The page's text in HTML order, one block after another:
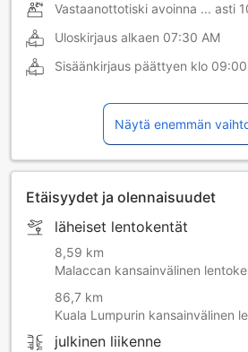
Vastaanottotiski avoinna ... asti
Uloskirjaus alkaen 07:30 AM
Sisäänkirjaus päättyen klo
Näytä enemmän
Etäisyydet ja olennaisuudet
läheiset lentokentät
8,59 km
Malaccan kansainvälinen
86,7 km
Kuala Lumpurin kansainvälinen
julkinen liikenne